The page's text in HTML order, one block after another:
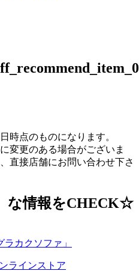
時点のものになります。
変更のある場合がございま
直接店舗にお問い合わせ下さ
な情報をCHECK☆
ラインストア